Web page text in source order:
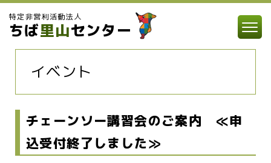
特定非営利活動法人
ちば里山センター
イベント
チェーンソー講習会のご案内 ≪申
込受付終了しました≫